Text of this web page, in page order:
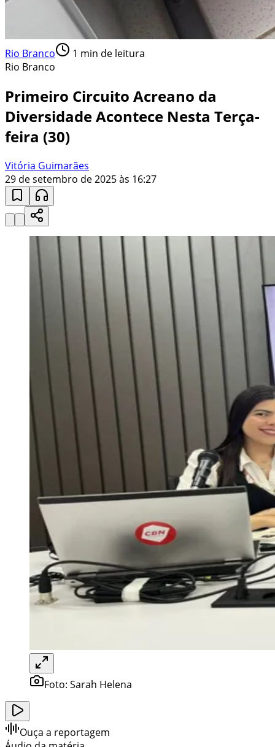
Rio Branco 1 min de leitura
Rio Branco
Primeiro Circuito Acreano da
Diversidade Acontece Nesta Terça-
feira (30)
Vitória Guimarães
29 de setembro de 2025 às 16:27
Foto: Sarah Helena
Ouça a reportagem